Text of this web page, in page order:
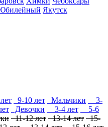
Якутск
9-10 лет Мальчики
3-
Девочки 3-4 лет
5-6
11-12 лет 13-14 лет 15-